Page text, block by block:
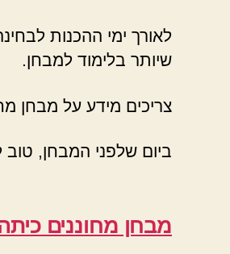
לאורך ימי ההכנות
שיותר בלימוד למבחן.
צריכים מידע על מבחן
ביום שלפני המבחן,
מבחן מחוננים